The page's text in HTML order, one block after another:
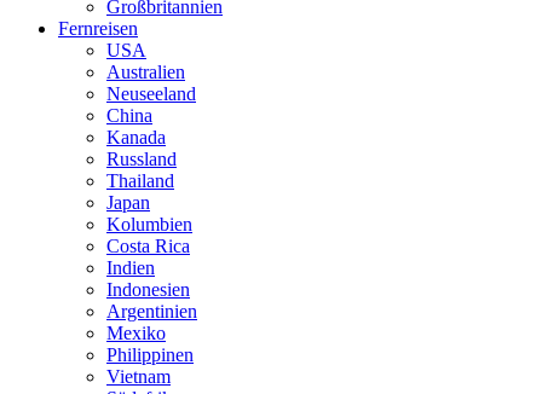
Großbritannien
Fernreisen
USA
Australien
Neuseeland
China
Kanada
Russland
Thailand
Japan
Kolumbien
Costa Rica
Indien
Indonesien
Argentinien
Mexiko
Philippinen
Vietnam